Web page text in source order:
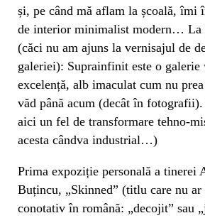
și, pe când mă aflam la școală, îmi
de interior minimalist modern… La
(căci nu am ajuns la vernisajul de
galeriei): Suprainfinit este o galerie
excelență, alb imaculat cum nu
văd până acum (decât în
aici un fel de transformare tehno-
acesta cândva industrial…)
Prima expoziție personală a tinerei
Buțincu, „Skinned” (titlu care nu
conotativ în română: „decojit” sau